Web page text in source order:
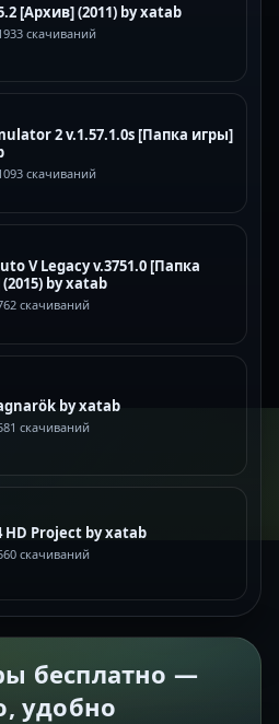
[Архив] (2011) by xatab
скачиваний
2 v.1.57.1.0s [Папка игры]
скачиваний
V Legacy v.3751.0 [Папка
by xatab
скачиваний
by xatab
скачиваний
HD Project by xatab
скачиваний
бесплатно —
удобно